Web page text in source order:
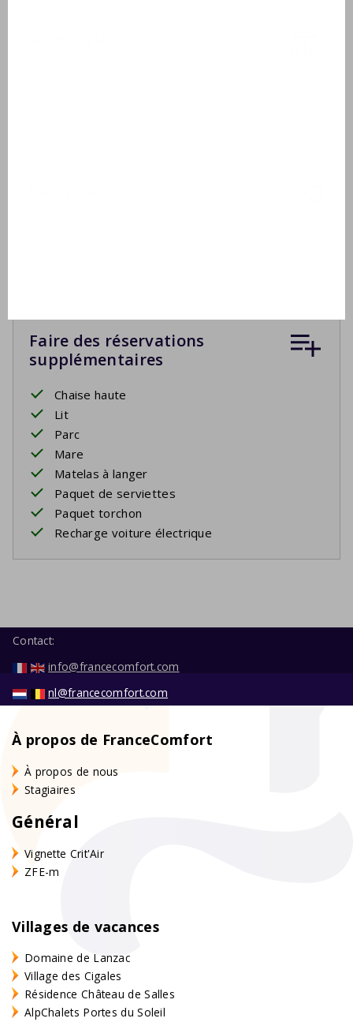
Faire des réservations
supplémentaires
Chaise haute
Lit
Parc
Mare
Matelas à langer
Paquet de serviettes
Paquet torchon
Recharge voiture électrique
Contact:
info@francecomfort.com
nl@francecomfort.com
À propos de FranceComfort
À propos de nous
Stagiaires
Général
Vignette Crit'Air
ZFE-m
Villages de vacances
Domaine de Lanzac
Village des Cigales
Résidence Château de Salles
AlpChalets Portes du Soleil